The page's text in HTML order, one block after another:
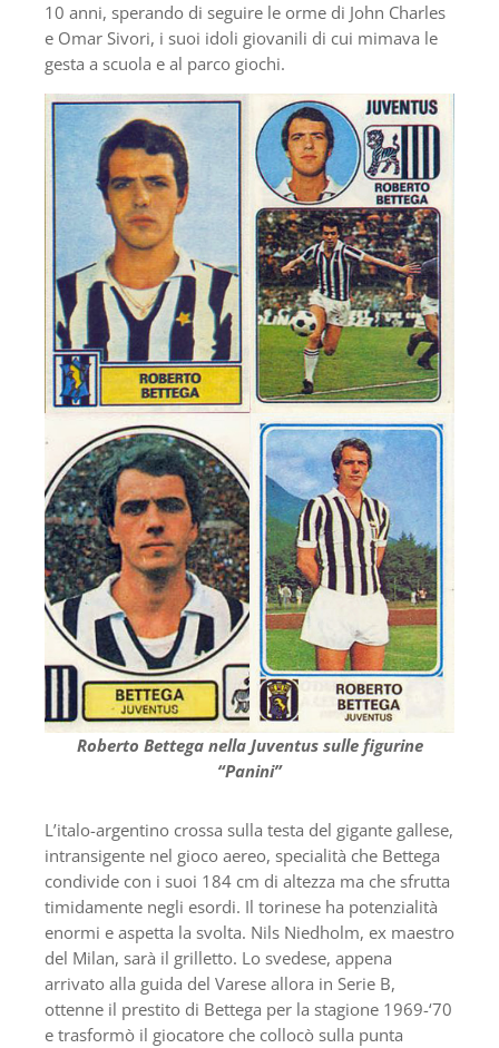
10 anni, sperando di seguire le orme di John Charles
e Omar Sivori, i suoi idoli giovanili di cui mimava le
gesta a scuola e al parco giochi.
Roberto Bettega nella Juventus sulle figurine
“Panini”
L’italo-argentino crossa sulla testa del gigante gallese,
intransigente nel gioco aereo, specialità che Bettega
condivide con i suoi 184 cm di altezza ma che sfrutta
timidamente negli esordi. Il torinese ha potenzialità
enormi e aspetta la svolta. Nils Niedholm, ex maestro
del Milan, sarà il grilletto. Lo svedese, appena
arrivato alla guida del Varese allora in Serie B,
ottenne il prestito di Bettega per la stagione 1969-‘70
e trasformò il giocatore che collocò sulla punta